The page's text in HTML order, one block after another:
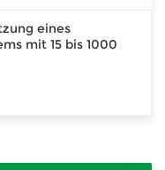
eines
mit 15 bis 1000